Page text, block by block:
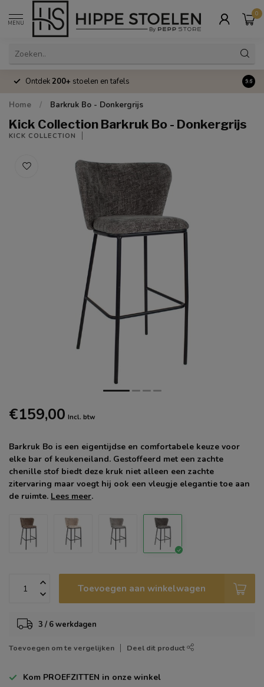
MENU
0
Ontdek200+ stoelen en tafels 9.6
Home / Barkruk Bo - Donkergrijs
Kick Collection Barkruk Bo - Donkergrijs
KICK COLLECTION
€159,00 Incl. btw
Barkruk Bo is een eigentijdse en comfortabele keuze voor
elke bar of keukeneiland. Gestoffeerd met een zachte
chenille stof biedt deze kruk niet alleen een zachte
zitervaring maar voegt hij ook een vleugje elegantie toe aan
de ruimte. Lees meer.
Toevoegen aan winkelwagen
3 / 6 werkdagen
Toevoegen om te vergelijken Deel dit product
Kom PROEFZITTEN in onze winkel